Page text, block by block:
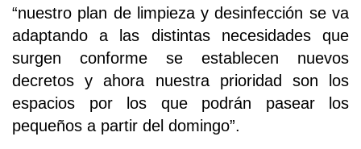
“nuestro plan de limpieza y desinfección se va
adaptando a las distintas necesidades que
surgen conforme se establecen nuevos
decretos y ahora nuestra prioridad son los
espacios por los que podrán pasear los
pequeños a partir del domingo”.